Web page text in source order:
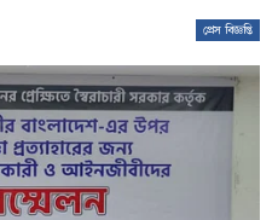
প্রেস বিজ্ঞপ্তি